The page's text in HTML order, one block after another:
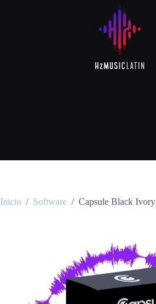
Inicio / Software / Capsule Black Ivory